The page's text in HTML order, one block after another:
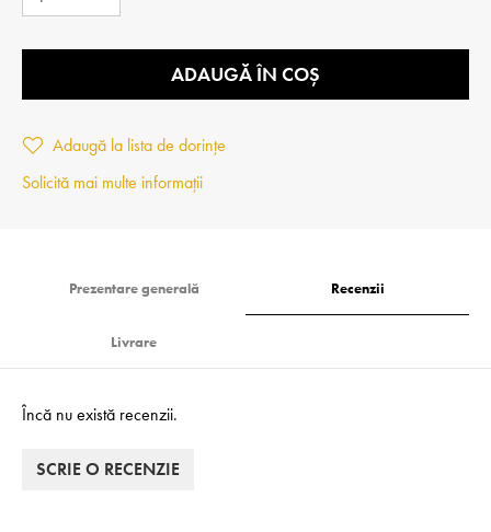
ADAUGĂ ÎN COȘ
Adaugă la lista de dorințe
Solicită mai multe informații
Prezentare generală Recenzii
Livrare
Încă nu există recenzii.
SCRIE O RECENZIE